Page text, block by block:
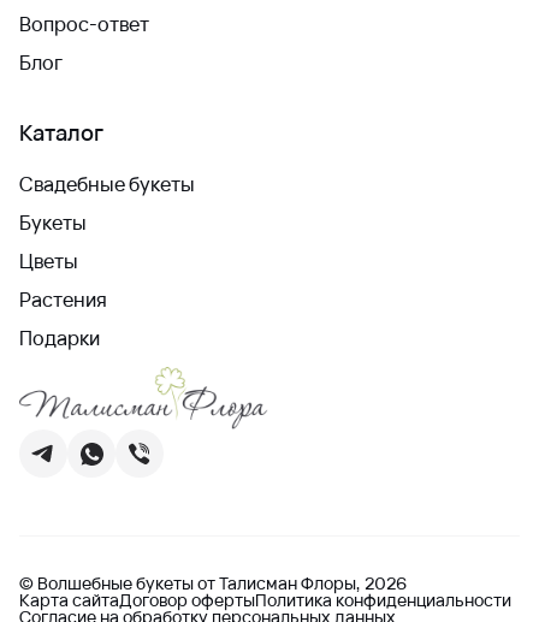
Вопрос-ответ
Блог
Каталог
Свадебные букеты
Букеты
Цветы
Растения
Подарки
© Волшебные букеты от Талисман Флоры, 2026
Карта сайтаДоговор офертыПолитика конфиденциальности
Согласие на обработку персональных данных